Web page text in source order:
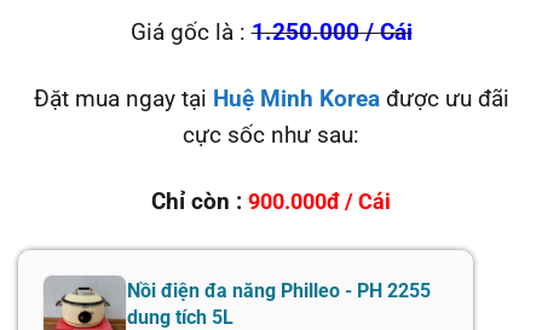
Giá gốc là :1.250.000 / Cái
Đặt mua ngay tại Huệ Minh Koreađược ưu đãi
cực sốc như sau:
Chỉ còn : 900.000đ / Cái
Nồi điện đa năng Philleo - PH 2255
dung tích 5L